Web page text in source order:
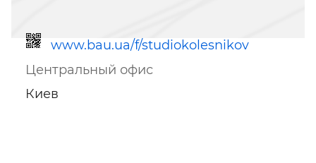
www.bau.ua/f/studiokolesnikov
Центральный офис
Киев